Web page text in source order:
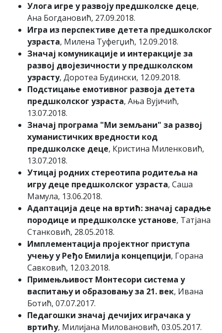
Улога игре у развоју предшколске деце,
Ана Богдановић, 27.09.2018.
Игра из перспективе детета предшколског
узраста, Милена Туфегџић, 12.09.2018.
Значај комуникације и интеракције за
развој двојезичности у предшколском
узрасту, Доротеа Будински, 12.09.2018.
Подстицање емотивног развоја детета
предшколског узраста, Ања Вујичић,
13.07.2018.
Значај програма "Ми земљани" за развој
хуманистичких вредности код
предшколске деце, Кристина Миленковић,
13.07.2018.
Утицај родних стереотипа родитеља на
игру деце предшколског узраста, Саша
Мамула, 13.06.2018.
Адаптација деце на вртић: значај сарадње
породице и предшколске установе, Татјана
Станковић, 28.05.2018.
Имплементација пројектног приступа
учењу у Ређо Емилија концепцији, Горана
Савковић, 12.03.2018.
Примењљивост Монтесори система у
васпитању и образовању за 21. век, Ивана
Ботић, 07.07.2017.
Педагошки значај дечијих играчака у
вртићу, Милијана Миловановић, 03.05.2017.